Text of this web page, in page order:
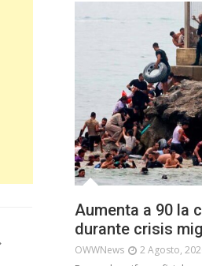
Aumenta a 90 la
durante crisis
OWWNews 2 Agosto,